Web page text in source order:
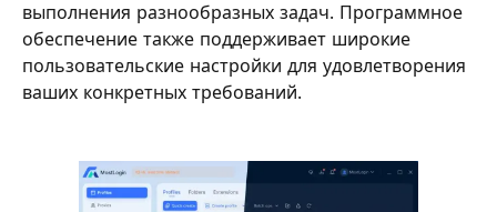
выполнения разнообразных задач. Программное
обеспечение также поддерживает широкие
пользовательские настройки для удовлетворения
ваших конкретных требований.